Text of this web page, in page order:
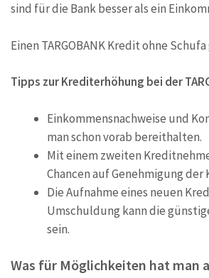
sind für die Bank besser als ein
Einen TARGOBANK Kredit ohne
Tipps zur Krediterhöhung bei der
Einkommensnachweise und
man schon vorab bereithalten.
Mit einem zweiten
Chancen auf Genehmigung
Die Aufnahme eines neuen
Umschuldung kann die
sein.
Was für Möglichkeiten hat man